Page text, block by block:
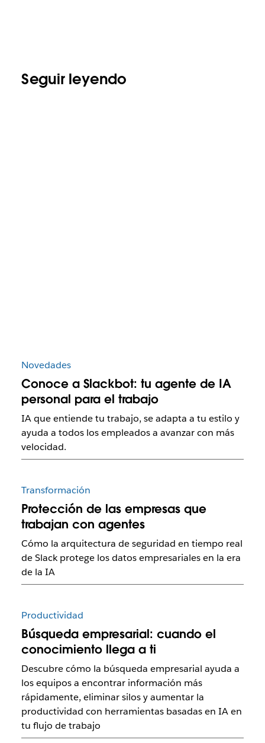
Seguir leyendo
Novedades
Conoce a Slackbot: tu agente de IA
personal para el trabajo
IA que entiende tu trabajo, se adapta a tu estilo y
ayuda a todos los empleados a avanzar con más
velocidad.
Transformación
Protección de las empresas que
trabajan con agentes
Cómo la arquitectura de seguridad en tiempo real
de Slack protege los datos empresariales en la era
de la IA
Productividad
Búsqueda empresarial: cuando el
conocimiento llega a ti
Descubre cómo la búsqueda empresarial ayuda a
los equipos a encontrar información más
rápidamente, eliminar silos y aumentar la
productividad con herramientas basadas en IA en
tu flujo de trabajo